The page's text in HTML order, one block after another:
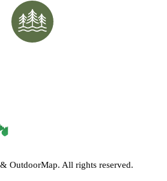
OutdoorMap. All rights reserved.